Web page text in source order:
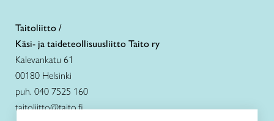
Taitoliitto /
Käsi- ja taideteollisuusliitto Taito ry
Kalevankatu 61
00180 Helsinki
puh. 040 7525 160
taitoliitto@taito.fi